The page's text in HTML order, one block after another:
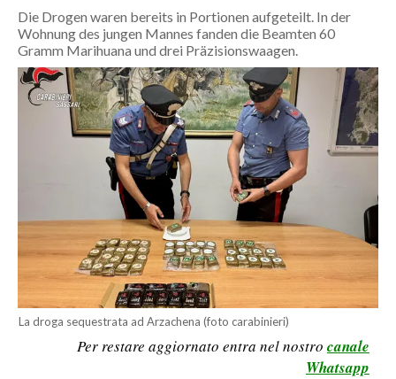
BANDI
SPORT IN SARDEGNA
RISULTATI E CLASSIFICHE
CALCIO REGIONALE
BASKET
VOLLEY
MOTORI
TENNIS
ALTRI SPORT
Die Drogen waren bereits in Portionen aufgeteilt. In der
Wohnung des jungen Mannes fanden die Beamten 60
Gramm Marihuana und drei Präzisionswaagen.
La droga sequestrata ad Arzachena (foto carabinieri)
Per restare aggiornato entra nel nostro canale
Whatsapp